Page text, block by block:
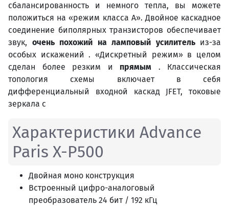
сбалансированность и немного тепла, вы можете
положиться на «режим класса А». Двойное каскадное
соединение биполярных транзисторов обеспечивает
звук, очень похожий на ламповый усилительиз-за
особых искажений . «Дискретный режим» в целом
сделан более резким и прямым . Классическая
топология схемы включает в себя
дифференциальный входной каскад JFET, токовые
зеркала с
Характеристики Advance
Paris X-P500
Двойная моно конструкция
Встроенный цифро-аналоговый
преобразователь 24 бит / 192 кГц